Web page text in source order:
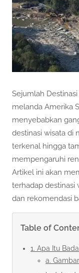
Sejumlah
melanda Amerika
menyebabkan
destinasi wisata di
terkenal hingga
mempengaruhi
Artikel ini akan
terhadap destinasi
dan rekomendasi
Table of
1. Apa Itu
a.